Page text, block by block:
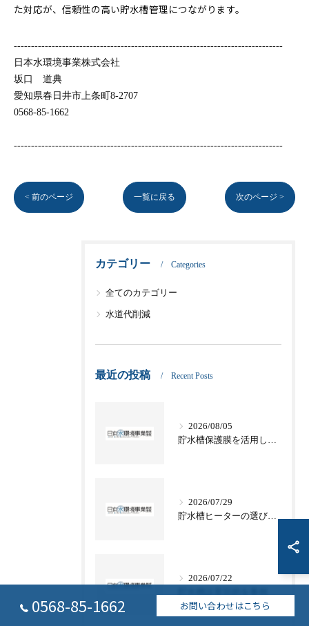
た対応が、信頼性の高い貯水槽管理につながります。
------------------------------------------------------------------------------
日本水環境事業株式会社
坂口 道典
愛知県春日井市上条町8-2707
0568-85-1662
------------------------------------------------------------------------------
< 前のページ 一覧に戻る 次のページ >
カテゴリー Categories
全てのカテゴリー
水道代削減
最近の投稿 Recent Posts
2026/08/05
貯水槽保護膜を活用した愛知県名古屋市津島市の適切な管理方法と法令対応
2026/07/29
貯水槽ヒーターの選び方と電気代や節約テクニックを徹底解説
2026/07/22
0568-85-1662 お問い合わせはこちら